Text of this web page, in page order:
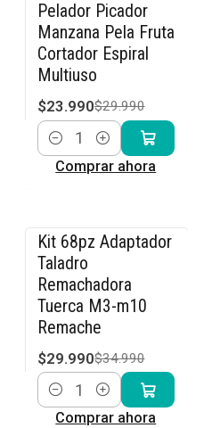
-20% OFF
Pelador Picador
Manzana Pela Fruta
Cortador Espiral
Multiuso
$23.990$29.990
Cantidad
Comprar ahora
-14% OFF
Kit 68pz Adaptador
Taladro
Remachadora
Tuerca M3-m10
Remache
$29.990$34.990
Cantidad
Comprar ahora